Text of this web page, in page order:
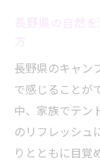
新情
アウ
を解説
キャ
内
長野県のキャン
で感じることが
中、家族でテン
のリフレッシュ
りとともに目覚